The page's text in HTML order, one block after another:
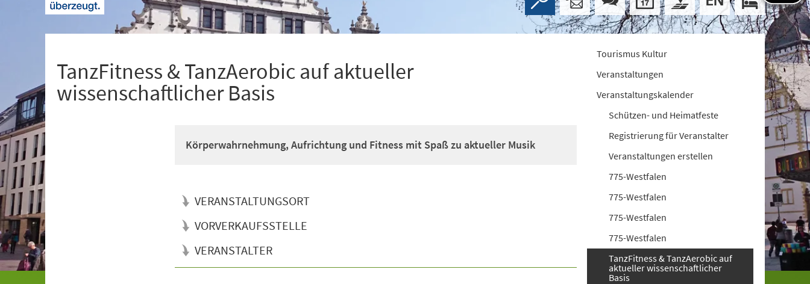
TanzFitness & TanzAerobic auf aktueller
wissenschaftlicher Basis
Körperwahrnehmung, Aufrichtung und Fitness mit Spaß zu aktueller Musik
VERANSTALTUNGSORT
VORVERKAUFSSTELLE
VERANSTALTER
Tourismus Kultur
Veranstaltungen
Veranstaltungskalender
Schützen- und Heimatfeste
Registrierung für Veranstalter
Veranstaltungen erstellen
775-Westfalen
775-Westfalen
775-Westfalen
775-Westfalen
TanzFitness & TanzAerobic auf
aktueller wissenschaftlicher
Basis